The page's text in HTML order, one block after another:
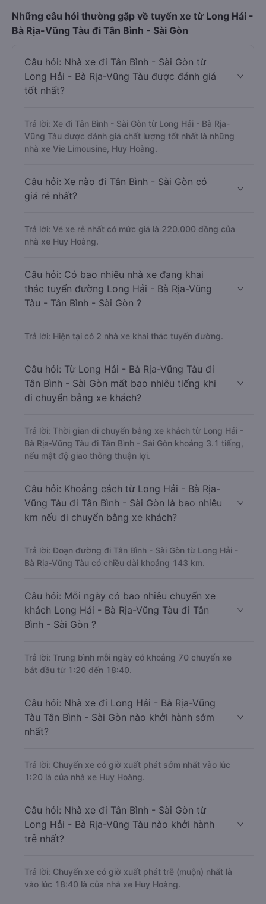
Những câu hỏi thường gặp về tuyến xe từ Long Hải -
Bà Rịa-Vũng Tàu đi Tân Bình - Sài Gòn
Câu hỏi: Nhà xe đi Tân Bình - Sài Gòn từ
Long Hải - Bà Rịa-Vũng Tàu được đánh giá
tốt nhất?
Trả lời: Xe đi Tân Bình - Sài Gòn từ Long Hải - Bà Rịa-
Vũng Tàu được đánh giá chất lượng tốt nhất là những
nhà xe Vie Limousine, Huy Hoàng.
Câu hỏi: Xe nào đi Tân Bình - Sài Gòn có
giá rẻ nhất?
Trả lời: Vé xe rẻ nhất có mức giá là 220.000 đồng của
nhà xe Huy Hoàng.
Câu hỏi: Có bao nhiêu nhà xe đang khai
thác tuyến đường Long Hải - Bà Rịa-Vũng
Tàu - Tân Bình - Sài Gòn ?
Trả lời: Hiện tại có 2 nhà xe khai thác tuyến đường.
Câu hỏi: Từ Long Hải - Bà Rịa-Vũng Tàu đi
Tân Bình - Sài Gòn mất bao nhiêu tiếng khi
di chuyển bằng xe khách?
Trả lời: Thời gian di chuyển bằng xe khách từ Long Hải -
Bà Rịa-Vũng Tàu đi Tân Bình - Sài Gòn khoảng 3.1 tiếng,
nếu mật độ giao thông thuận lợi.
Câu hỏi: Khoảng cách từ Long Hải - Bà Rịa-
Vũng Tàu đi Tân Bình - Sài Gòn là bao nhiêu
km nếu di chuyển bằng xe khách?
Trả lời: Đoạn đường đi Tân Bình - Sài Gòn từ Long Hải -
Bà Rịa-Vũng Tàu có chiều dài khoảng 143 km.
Câu hỏi: Mỗi ngày có bao nhiêu chuyến xe
khách Long Hải - Bà Rịa-Vũng Tàu đi Tân
Bình - Sài Gòn ?
Trả lời: Trung bình mỗi ngày có khoảng 70 chuyến xe
bắt đầu từ 1:20 đến 18:40.
Câu hỏi: Nhà xe đi Long Hải - Bà Rịa-Vũng
Tàu Tân Bình - Sài Gòn nào khởi hành sớm
nhất?
Trả lời: Chuyến xe có giờ xuất phát sớm nhất vào lúc
1:20 là của nhà xe Huy Hoàng.
Câu hỏi: Nhà xe đi Tân Bình - Sài Gòn từ
Long Hải - Bà Rịa-Vũng Tàu nào khởi hành
trễ nhất?
Trả lời: Chuyến xe có giờ xuất phát trễ (muộn) nhất là
vào lúc 18:40 là của nhà xe Huy Hoàng.